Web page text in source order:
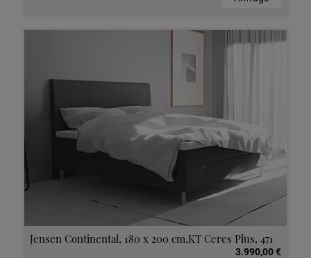
Jensen Continental, 180 x 200 cm,KT Ceres Plus, 471
3.990,00 €